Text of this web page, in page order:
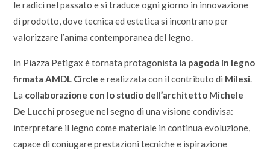
le radici nel passato e si traduce ogni giorno in innovazione
di prodotto, dove tecnica ed estetica si incontrano per
valorizzare l’anima contemporanea del legno.
In Piazza Petigax è tornata protagonista la pagoda in legno
firmata AMDL Circle e realizzata con il contributo di Milesi.
La collaborazione con lo studio dell’architetto Michele
De Lucchi prosegue nel segno di una visione condivisa:
interpretare il legno come materiale in continua evoluzione,
capace di coniugare prestazioni tecniche e ispirazione